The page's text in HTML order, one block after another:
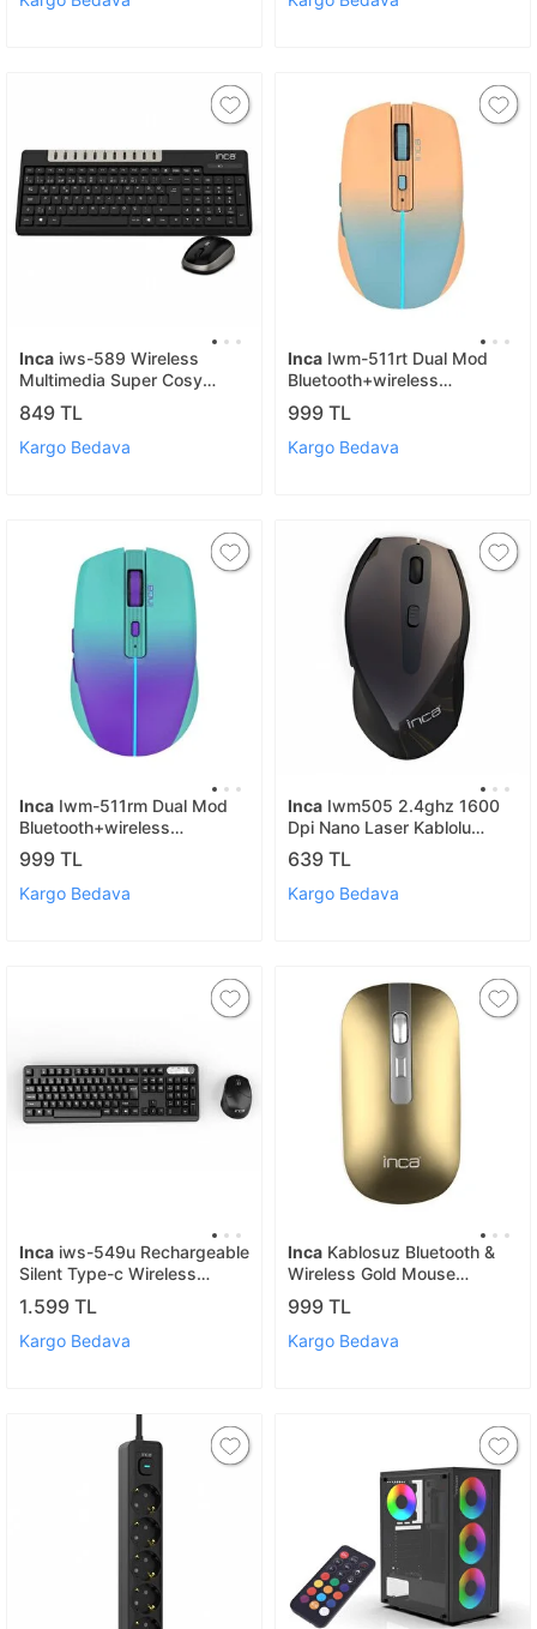
Inca iws-589 Wireless
Multimedia Super Cosy
Klavye & Mouse Set
849 TL
Kargo Bedava
Inca Iwm-511rt Dual Mod
Bluetooth+wireless
Rechargeable Gradient Color
Silent Mouse
999 TL
Kargo Bedava
Inca Iwm-511rm Dual Mod
Bluetooth+wireless
Rechargeable Gradient Color
Silent Mouse
999 TL
Kargo Bedava
Inca Iwm505 2.4ghz 1600
Dpi Nano Laser Kablolu
Mouse
639 TL
Kargo Bedava
Inca iws-549u Rechargeable
Silent Type-c Wireless
Multimedia Klavye & Mouse
Set
1.599 TL
Kargo Bedava
Inca Kablosuz Bluetooth &
Wireless Gold Mouse
Rechargeable Special Gold
Metallic Silent Mouse Iwm-
531rs
999 TL
Kargo Bedava